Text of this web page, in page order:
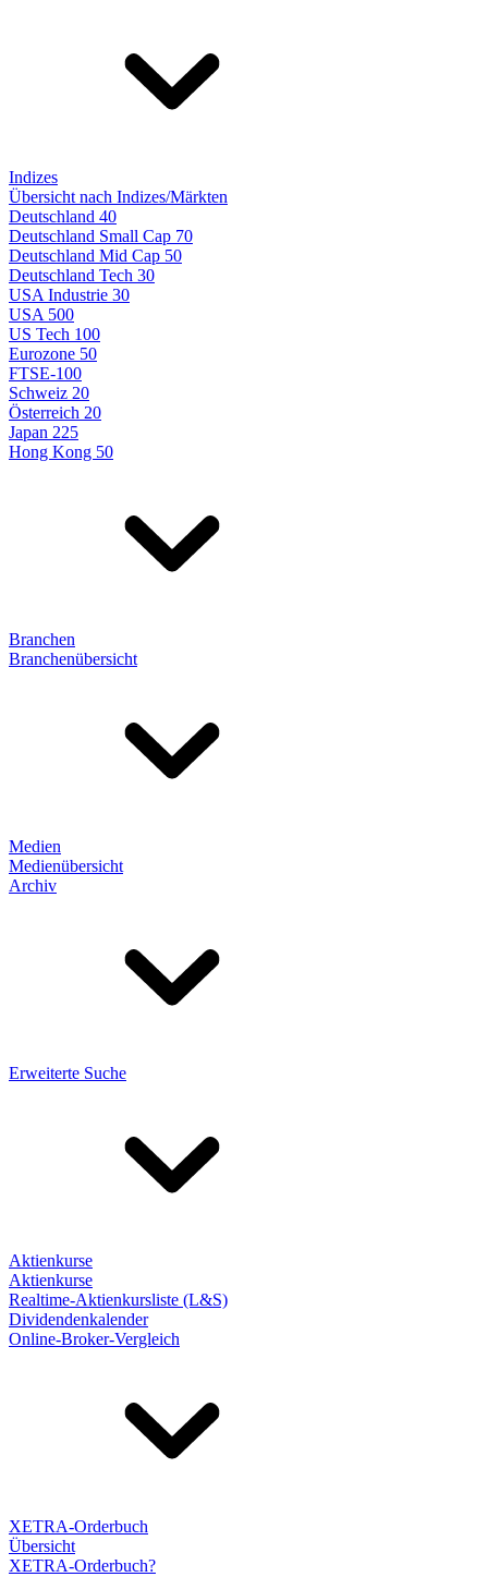
Indizes
Übersicht nach Indizes/Märkten
Deutschland 40
Deutschland Small Cap 70
Deutschland Mid Cap 50
Deutschland Tech 30
USA Industrie 30
USA 500
US Tech 100
Eurozone 50
FTSE-100
Schweiz 20
Österreich 20
Japan 225
Hong Kong 50
Branchen
Branchenübersicht
Medien
Medienübersicht
Archiv
Erweiterte Suche
Aktienkurse
Aktienkurse
Realtime-Aktienkursliste (L&S)
Dividendenkalender
Online-Broker-Vergleich
XETRA-Orderbuch
Übersicht
XETRA-Orderbuch?